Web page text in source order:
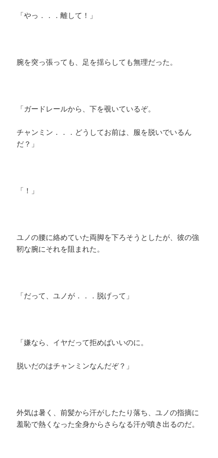
「やっ．．．離して！」
腕を突っ張っても、足を揺らしても無理だった。
「ガードレールから、下を覗いているぞ。
チャンミン．．．どうしてお前は、服を脱いでいるん
だ？」
「！」
ユノの腰に絡めていた両脚を下ろそうとしたが、彼の強
靭な腕にそれを阻まれた。
「だって、ユノが．．．脱げって」
「嫌なら、イヤだって拒めばいいのに。
脱いだのはチャンミンなんだぞ？」
外気は暑く、前髪から汗がしたたり落ち、ユノの指摘に
羞恥で熱くなった全身からさらなる汗が噴き出るのだ。